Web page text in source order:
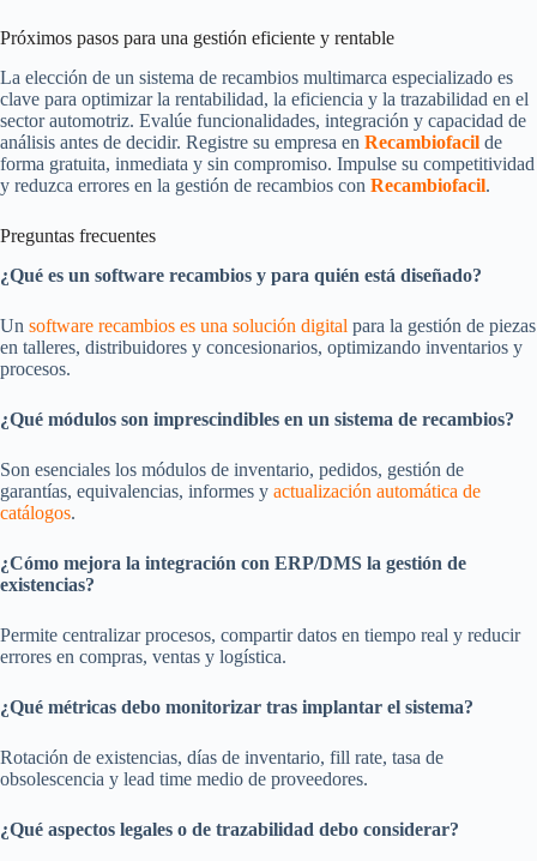
Próximos pasos para una gestión eficiente y rentable
La elección de un sistema de recambios multimarca especializado es
clave para optimizar la rentabilidad, la eficiencia y la trazabilidad en el
sector automotriz. Evalúe funcionalidades, integración y capacidad de
análisis antes de decidir. Registre su empresa en Recambiofacil de
forma gratuita, inmediata y sin compromiso. Impulse su competitividad
y reduzca errores en la gestión de recambios con Recambiofacil.
Preguntas frecuentes
¿Qué es un software recambios y para quién está diseñado?
Un software recambios es una solución digital para la gestión de piezas
en talleres, distribuidores y concesionarios, optimizando inventarios y
procesos.
¿Qué módulos son imprescindibles en un sistema de recambios?
Son esenciales los módulos de inventario, pedidos, gestión de
garantías, equivalencias, informes y actualización automática de
catálogos.
¿Cómo mejora la integración con ERP/DMS la gestión de
existencias?
Permite centralizar procesos, compartir datos en tiempo real y reducir
errores en compras, ventas y logística.
¿Qué métricas debo monitorizar tras implantar el sistema?
Rotación de existencias, días de inventario, fill rate, tasa de
obsolescencia y lead time medio de proveedores.
¿Qué aspectos legales o de trazabilidad debo considerar?